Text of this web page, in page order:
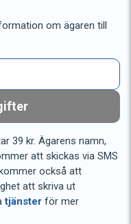
om ägaren till
39 kr. Ägarens namn,
att skickas via SMS
också att
att skriva ut
tjänster för mer